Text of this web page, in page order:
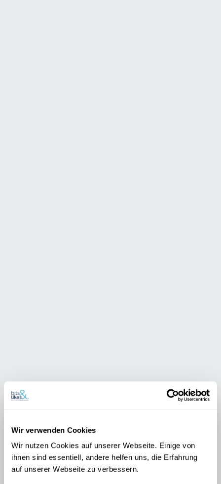
Wir verwenden Cookies
Wir nutzen Cookies auf unserer Webseite. Einige von
ihnen sind essentiell, andere helfen uns, die Erfahrung
auf unserer Webseite zu verbessern.